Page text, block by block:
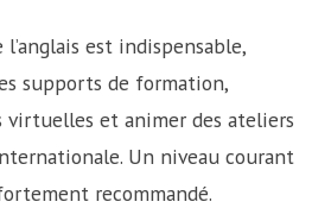
est indispensable,
supports de formation,
virtuelles et animer des ateliers
Un niveau courant
recommandé.